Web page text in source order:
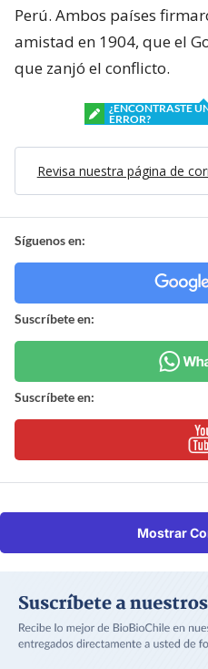
Perú. Ambos países
amistad en 1904, que el
que zanjó el conflicto.
¿ENCONTRASTE
ERROR?
Revisa nuestra página de
Síguenos en:
Suscríbete en:
Suscríbete en:
Mostrar